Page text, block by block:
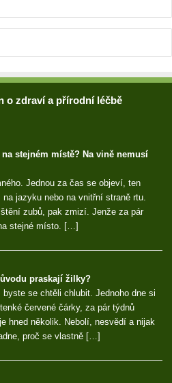
o zdraví a přírodní léčbě
stejném místě? Na vině nemusí
Jednou za čas se objeví, ten
jazyku nebo na vnitřní straně rtu.
zubů, pak zmizí. Jenže za pár
stejné místo. […]
praskají žilky?
se chtěli chlubit. Jednoho dne si
červené čárky, za pár týdnů
hned několik. Nebolí, nesvědí a nijak
proč se vlastně […]